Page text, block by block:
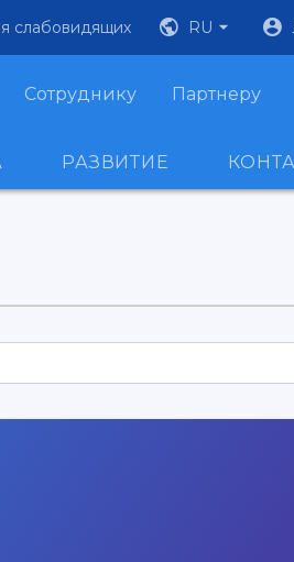
слабовидящих RU
Сотруднику Партнеру
РАЗВИТИЕ